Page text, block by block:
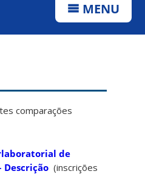
MENU
comparações
de
Descrição (inscrições